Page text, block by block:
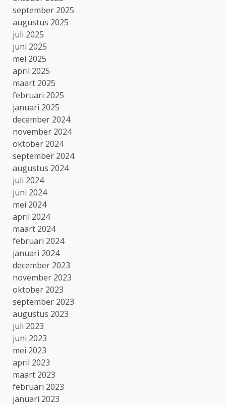
september 2025
augustus 2025
juli 2025
juni 2025
mei 2025
april 2025
maart 2025
februari 2025
januari 2025
december 2024
november 2024
oktober 2024
september 2024
augustus 2024
juli 2024
juni 2024
mei 2024
april 2024
maart 2024
februari 2024
januari 2024
december 2023
november 2023
oktober 2023
september 2023
augustus 2023
juli 2023
juni 2023
mei 2023
april 2023
maart 2023
februari 2023
januari 2023